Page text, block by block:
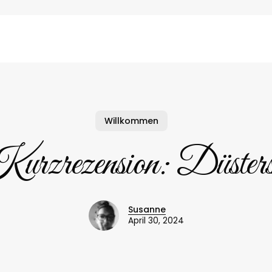
Willkommen
Susanne
April 30, 2024